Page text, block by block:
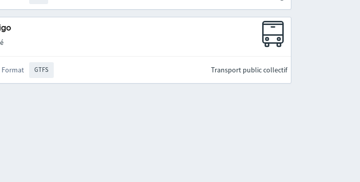
Format GTFS Transport public collectif